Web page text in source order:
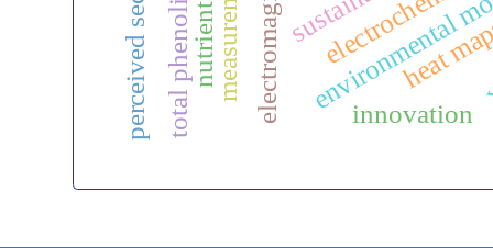
innovation
heat